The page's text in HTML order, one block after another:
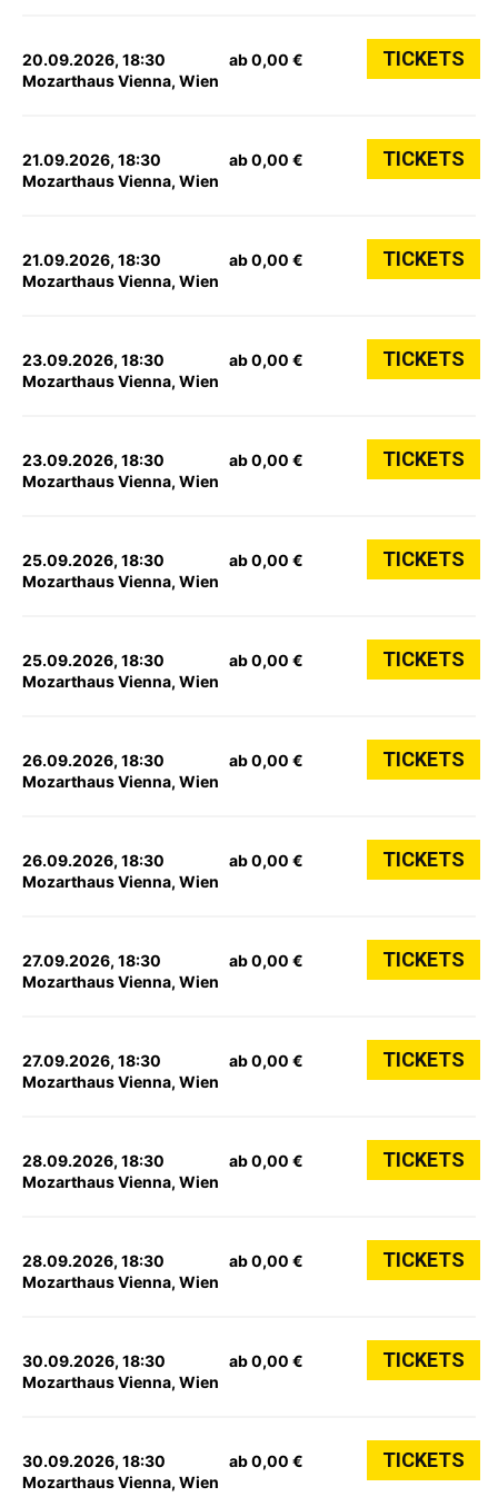
20.09.2026, 18:30
Mozarthaus Vienna, Wien
ab 0,00 € TICKETS
21.09.2026, 18:30
Mozarthaus Vienna, Wien
ab 0,00 € TICKETS
21.09.2026, 18:30
Mozarthaus Vienna, Wien
ab 0,00 € TICKETS
23.09.2026, 18:30
Mozarthaus Vienna, Wien
ab 0,00 € TICKETS
23.09.2026, 18:30
Mozarthaus Vienna, Wien
ab 0,00 € TICKETS
25.09.2026, 18:30
Mozarthaus Vienna, Wien
ab 0,00 € TICKETS
25.09.2026, 18:30
Mozarthaus Vienna, Wien
ab 0,00 € TICKETS
26.09.2026, 18:30
Mozarthaus Vienna, Wien
ab 0,00 € TICKETS
26.09.2026, 18:30
Mozarthaus Vienna, Wien
ab 0,00 € TICKETS
27.09.2026, 18:30
Mozarthaus Vienna, Wien
ab 0,00 € TICKETS
27.09.2026, 18:30
Mozarthaus Vienna, Wien
ab 0,00 € TICKETS
28.09.2026, 18:30
Mozarthaus Vienna, Wien
ab 0,00 € TICKETS
28.09.2026, 18:30
Mozarthaus Vienna, Wien
ab 0,00 € TICKETS
30.09.2026, 18:30
Mozarthaus Vienna, Wien
ab 0,00 € TICKETS
30.09.2026, 18:30
Mozarthaus Vienna, Wien
ab 0,00 € TICKETS